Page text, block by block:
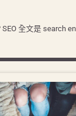
SEO 全文是 search